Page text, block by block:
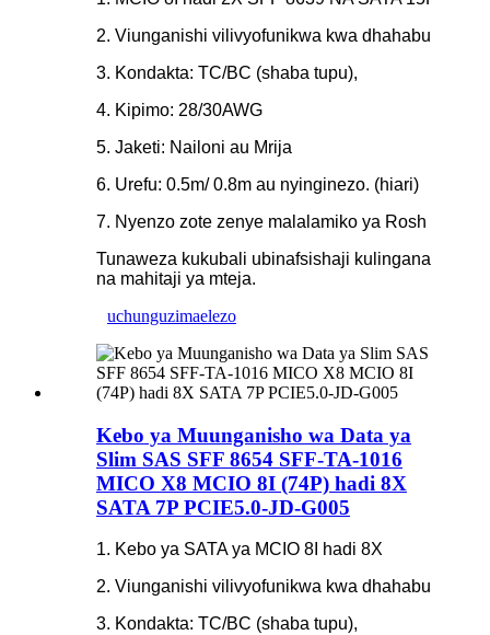
2. Viunganishi vilivyofunikwa kwa dhahabu
3. Kondakta: TC/BC (shaba tupu),
4. Kipimo: 28/30AWG
5. Jaketi: Nailoni au Mrija
6. Urefu: 0.5m/ 0.8m au nyinginezo. (hiari)
7. Nyenzo zote zenye malalamiko ya Rosh
Tunaweza kukubali ubinafsishaji kulingana
na mahitaji ya mteja.
uchunguzimaelezo
Kebo ya Muunganisho wa Data ya
Slim SAS SFF 8654 SFF-TA-1016
MICO X8 MCIO 8I (74P) hadi 8X
SATA 7P PCIE5.0-JD-G005
1. Kebo ya SATA ya MCIO 8I hadi 8X
2. Viunganishi vilivyofunikwa kwa dhahabu
3. Kondakta: TC/BC (shaba tupu),